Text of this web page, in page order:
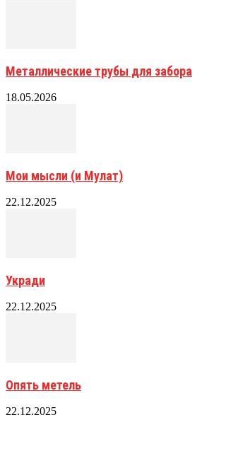
Металлические трубы для забора
18.05.2026
Мои мысли (и Мулат)
22.12.2025
Укради
22.12.2025
Опять метель
22.12.2025